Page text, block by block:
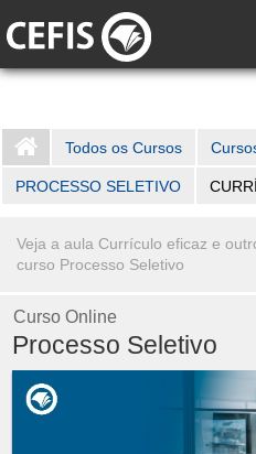
Todos os Cursos
PROCESSO SELETIVO
Veja a aula Currículo eficaz e
curso Processo Seletivo
Curso Online
Processo Seletivo